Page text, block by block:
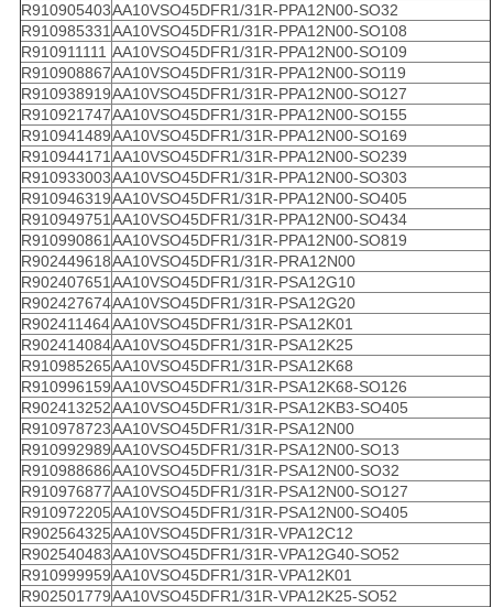
R910905403AA10VSO45DFR1/31R-PPA12N00-SO32
R910985331AA10VSO45DFR1/31R-PPA12N00-SO108
R910911111 AA10VSO45DFR1/31R-PPA12N00-SO109
R910908867AA10VSO45DFR1/31R-PPA12N00-SO119
R910938919AA10VSO45DFR1/31R-PPA12N00-SO127
R910921747AA10VSO45DFR1/31R-PPA12N00-SO155
R910941489AA10VSO45DFR1/31R-PPA12N00-SO169
R910944171AA10VSO45DFR1/31R-PPA12N00-SO239
R910933003AA10VSO45DFR1/31R-PPA12N00-SO303
R910946319AA10VSO45DFR1/31R-PPA12N00-SO405
R910949751AA10VSO45DFR1/31R-PPA12N00-SO434
R910990861AA10VSO45DFR1/31R-PPA12N00-SO819
R902449618AA10VSO45DFR1/31R-PRA12N00
R902407651AA10VSO45DFR1/31R-PSA12G10
R902427674AA10VSO45DFR1/31R-PSA12G20
R902411464AA10VSO45DFR1/31R-PSA12K01
R902414084AA10VSO45DFR1/31R-PSA12K25
R910985265AA10VSO45DFR1/31R-PSA12K68
R910996159AA10VSO45DFR1/31R-PSA12K68-SO126
R902413252AA10VSO45DFR1/31R-PSA12KB3-SO405
R910978723AA10VSO45DFR1/31R-PSA12N00
R910992989AA10VSO45DFR1/31R-PSA12N00-SO13
R910988686AA10VSO45DFR1/31R-PSA12N00-SO32
R910976877AA10VSO45DFR1/31R-PSA12N00-SO127
R910972205AA10VSO45DFR1/31R-PSA12N00-SO405
R902564325AA10VSO45DFR1/31R-VPA12C12
R902540483AA10VSO45DFR1/31R-VPA12G40-SO52
R910999959AA10VSO45DFR1/31R-VPA12K01
R902501779AA10VSO45DFR1/31R-VPA12K25-SO52